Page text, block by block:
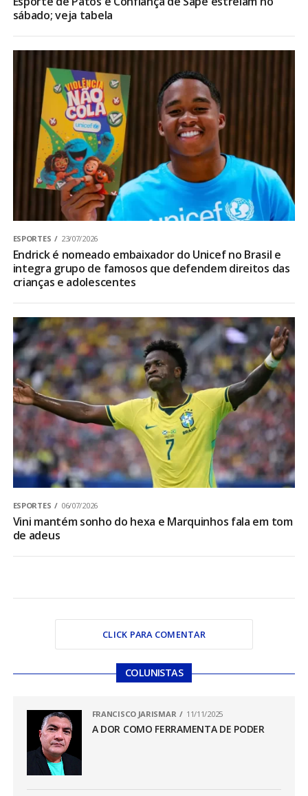
sábado; veja tabela
ESPORTES 23/07/2026
Endrick é nomeado embaixador do Unicef no Brasil e
integra grupo de famosos que defendem direitos das
crianças e adolescentes
ESPORTES 06/07/2026
Vini mantém sonho do hexa e Marquinhos fala em tom
de adeus
CLICK PARA COMENTAR
COLUNISTAS
FRANCISCO JARISMAR 11/11/2025
A DOR COMO FERRAMENTA DE PODER